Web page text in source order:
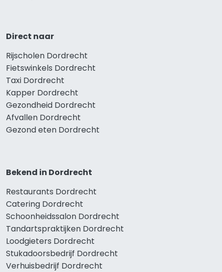
Direct naar
Rijscholen Dordrecht
Fietswinkels Dordrecht
Taxi Dordrecht
Kapper Dordrecht
Gezondheid Dordrecht
Afvallen Dordrecht
Gezond eten Dordrecht
Bekend in Dordrecht
Restaurants Dordrecht
Catering Dordrecht
Schoonheidssalon Dordrecht
Tandartspraktijken Dordrecht
Loodgieters Dordrecht
Stukadoorsbedrijf Dordrecht
Verhuisbedrijf Dordrecht